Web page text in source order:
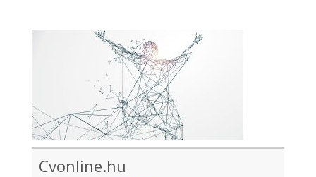
Cvonline.hu